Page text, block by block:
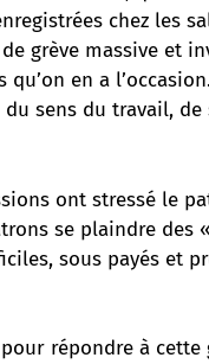
chez les
de grève massive et
qu’on en a
sens du travail,
ont stressé le
se plaindre
sous payés et
répondre à